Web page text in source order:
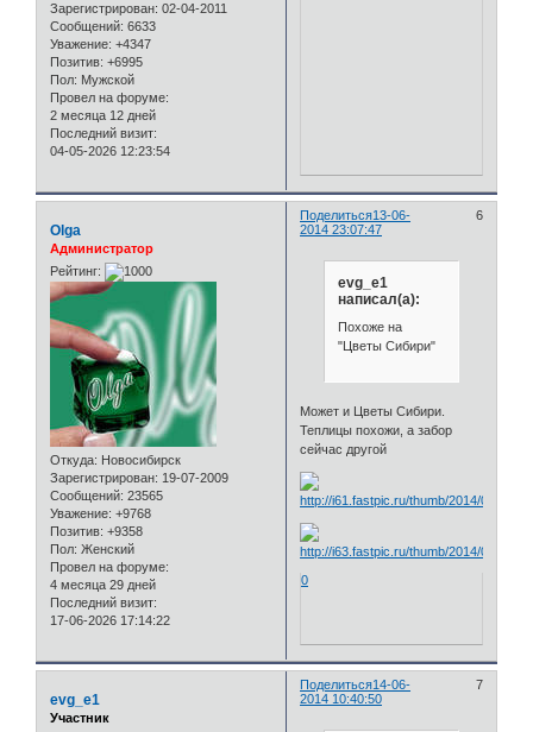
Зарегистрирован: 02-04-2011
Сообщений: 6633
Уважение: +4347
Позитив: +6995
Пол: Мужской
Провел на форуме:
2 месяца 12 дней
Последний визит:
04-05-2026 12:23:54
Поделиться 6
13-06-
2014 23:07:47
Olga
Администратор
Рейтинг:
Откуда: Новосибирск
Зарегистрирован: 19-07-2009
Сообщений: 23565
Уважение: +9768
Позитив: +9358
Пол: Женский
Провел на форуме:
4 месяца 29 дней
Последний визит:
17-06-2026 17:14:22
evg_e1
написал(а):
Похоже на
"Цветы Сибири"
Может и Цветы Сибири.
Теплицы похожи, а забор
сейчас другой
0
Поделиться 7
14-06-
2014 10:40:50
evg_e1
Участник